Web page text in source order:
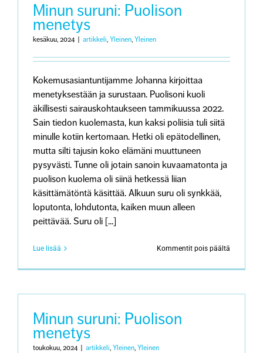
Minun suruni: Puolison
menetys
kesäkuu, 2024 artikkeli, Yleinen, Yleinen
Kokemusasiantuntijamme Johanna kirjoittaa
menetyksestään ja surustaan. Puolisoni kuoli
äkillisesti sairauskohtaukseen tammikuussa 2022.
Sain tiedon kuolemasta, kun kaksi poliisia tuli siitä
minulle kotiin kertomaan. Hetki oli epätodellinen,
mutta silti tajusin koko elämäni muuttuneen
pysyvästi. Tunne oli jotain sanoin kuvaamatonta ja
puolison kuolema oli siinä hetkessä liian
käsittämätöntä käsittää. Alkuun suru oli synkkää,
loputonta, lohdutonta, kaiken muun alleen
peittävää. Suru oli [...]
Lue lisää Kommentit pois päältä
suruni:
Minun suruni: Puolison
menetys
toukokuu, 2024 artikkeli, Yleinen, Yleinen